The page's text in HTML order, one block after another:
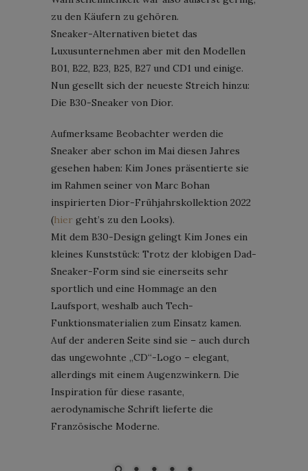
zu den Käufern zu gehören.
Sneaker-Alternativen bietet das
Luxusunternehmen aber mit den Modellen
B01, B22, B23, B25, B27 und CD1 und einige.
Nun gesellt sich der neueste Streich hinzu:
Die B30-Sneaker von Dior.
Aufmerksame Beobachter werden die
Sneaker aber schon im Mai diesen Jahres
gesehen haben: Kim Jones präsentierte sie
im Rahmen seiner von Marc Bohan
inspirierten Dior-Frühjahrskollektion 2022
(hier geht’s zu den Looks).
Mit dem B30-Design gelingt Kim Jones ein
kleines Kunststück: Trotz der klobigen Dad-
Sneaker-Form sind sie einerseits sehr
sportlich und eine Hommage an den
Laufsport, weshalb auch Tech-
Funktionsmaterialien zum Einsatz kamen.
Auf der anderen Seite sind sie – auch durch
das ungewohnte „CD“-Logo – elegant,
allerdings mit einem Augenzwinkern. Die
Inspiration für diese rasante,
aerodynamische Schrift lieferte die
Französische Moderne.